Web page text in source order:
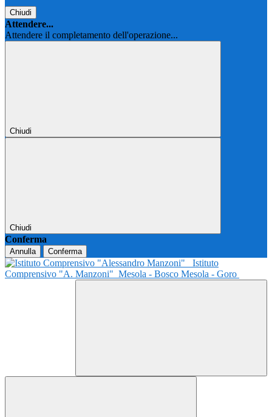
Chiudi
Attendere...
Attendere il completamento dell'operazione...
Chiudi
Chiudi
Conferma
Annulla Conferma
Istituto
Comprensivo "A. Manzoni" Mesola - Bosco Mesola - Goro